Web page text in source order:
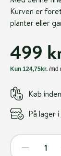
Kurven er
planter eller
499
Køb
På lager i